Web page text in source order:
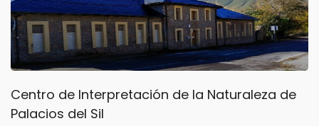
Centro de Interpretación de la Naturaleza de
Palacios del Sil